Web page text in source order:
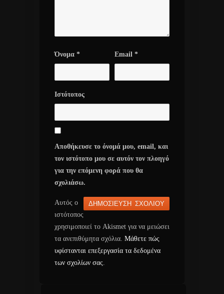
Όνομα * Email *
Ιστότοπος
Αποθήκευσε το όνομά μου, email, και
τον ιστότοπο μου σε αυτόν τον πλοηγό
για την επόμενη φορά που θα
σχολιάσω.
Αυτός ο
ιστότοπος
χρησιμοποιεί το Akismet για να μειώσει
τα ανεπιθύμητα σχόλια. Μάθετε πώς
υφίστανται επεξεργασία τα δεδομένα
των σχολίων σας.